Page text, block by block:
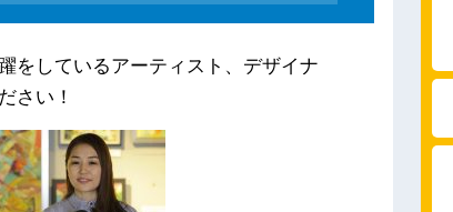
をしているアーティスト、デザイナ
さい！